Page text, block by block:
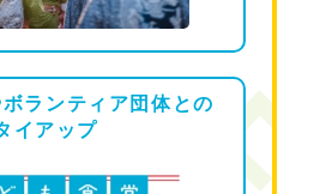
ボランティア団体との
イアップ